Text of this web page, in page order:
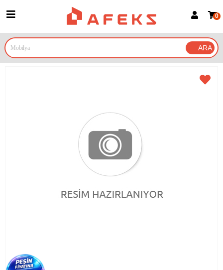
Google İle Bağlan
0